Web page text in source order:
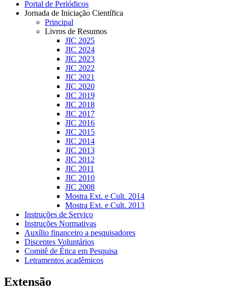
Portal de Periódicos
Jornada de Iniciação Científica
Principal
Livros de Resumos
JIC 2025
JIC 2024
JIC 2023
JIC 2022
JIC 2021
JIC 2020
JIC 2019
JIC 2018
JIC 2017
JIC 2016
JIC 2015
JIC 2014
JIC 2013
JIC 2012
JIC 2011
JIC 2010
JIC 2008
Mostra Ext. e Cult. 2014
Mostra Ext. e Cult. 2013
Instruções de Serviço
Instruções Normativas
Auxílio financeiro a pesquisadores
Discentes Voluntários
Comitê de Ética em Pesquisa
Letramentos acadêmicos
Extensão